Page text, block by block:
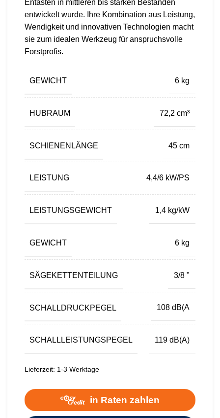
Entasten in mittleren bis starken Beständen
entwickelt wurde. Ihre Kombination aus Leistung,
Wendigkeit und innovativen Technologien macht
sie zum idealen Werkzeug für anspruchsvolle
Forstprofis.
GEWICHT 6 kg
HUBRAUM 72,2 cm³
SCHIENENLÄNGE 45 cm
LEISTUNG 4,4/6 kW/PS
LEISTUNGSGEWICHT 1,4 kg/kW
GEWICHT 6 kg
SÄGEKETTENTEILUNG 3/8 "
SCHALLDRUCKPEGEL 108 dB(A
SCHALLLEISTUNGSPEGEL 119 dB(A)
Lieferzeit: 1-3 Werktage